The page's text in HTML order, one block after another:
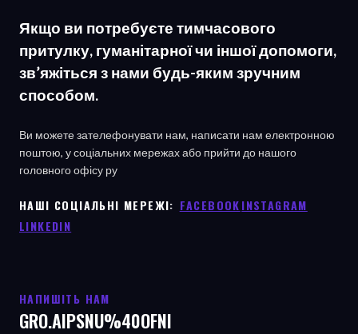
Якщо ви потребуєте тимчасового
притулку, гуманітарної чи іншої допомоги,
зв’яжіться з нами будь-яким зручним
способом.
Ви можете зателефонувати нам, написати нам електронною
поштою, у соціальних мережах або прийти до нашого
головного офісу ру
НАШІ СОЦІАЛЬНІ МЕРЕЖІ: ㅤ FACEBOOKINSTAGRAM
LINKEDIN
НАПИШІТЬ НАМ
GRO.AIPSNU%40OFNI